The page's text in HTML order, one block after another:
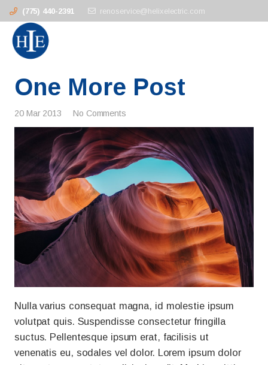
(775) 440-2391 renoservice@helixelectric.com
One More Post
20 Mar 2013 No Comments
Nulla varius consequat magna, id molestie ipsum
volutpat quis. Suspendisse consectetur fringilla
suctus. Pellentesque ipsum erat, facilisis ut
venenatis eu, sodales vel dolor. Lorem ipsum dolor